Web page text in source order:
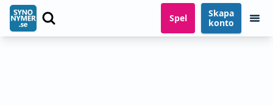
Spel
Skapa
konto